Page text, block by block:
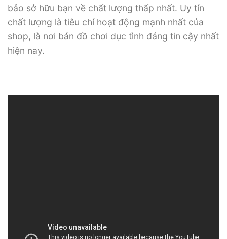
bảo sở hữu bạn về chất lượng thấp nhất. Uy tín
chất lượng là tiêu chí hoạt động mạnh nhất của
shop, là nơi bán đồ chơi dục tình đáng tin cậy nhất
hiện nay.